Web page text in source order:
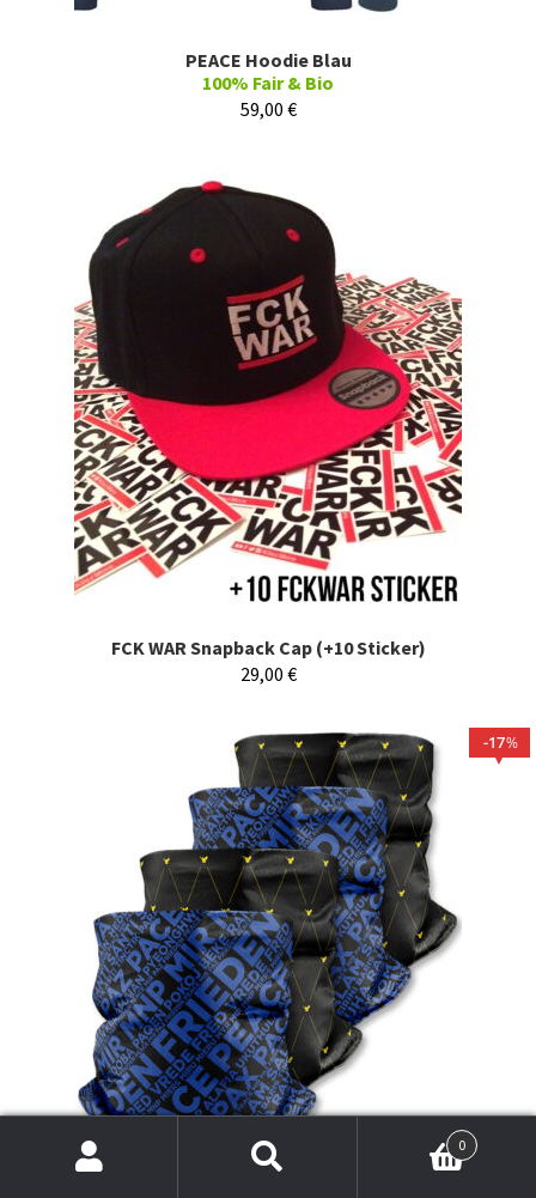
PEACE Hoodie Blau
100% Fair & Bio
59,00 €
FCK WAR Snapback Cap (+10 Sticker)
29,00 €
%
17
0